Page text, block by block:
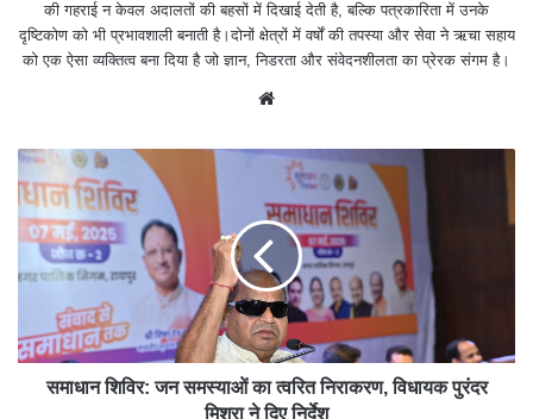
की गहराई न केवल अदालतों की बहसों में दिखाई देती है, बल्कि पत्रकारिता में उनके
दृष्टिकोण को भी प्रभावशाली बनाती है।दोनों क्षेत्रों में वर्षों की तपस्या और सेवा ने ऋचा सहाय
को एक ऐसा व्यक्तित्व बना दिया है जो ज्ञान, निडरता और संवेदनशीलता का प्रेरक संगम है।
e
समाधान शिविर: जन समस्याओं का त्वरित निराकरण, विधायक पुरंदर
मिश्रा ने दिए निर्देश